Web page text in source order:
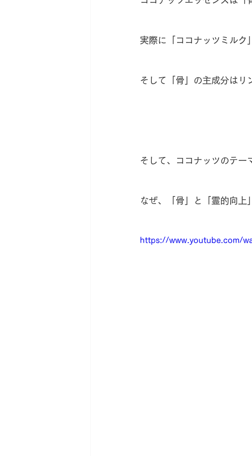
実際に「ココナッツミルク
そして「骨」の主成分はリ
そして、ココナッツのテー
なぜ、「骨」と「霊的向上
https://www.youtube.com/